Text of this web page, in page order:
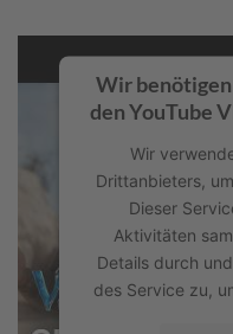
Wir
den YouTube
Wir
Drittanbieters,
Dieser
Aktivitäten
Details durch
des Service zu,